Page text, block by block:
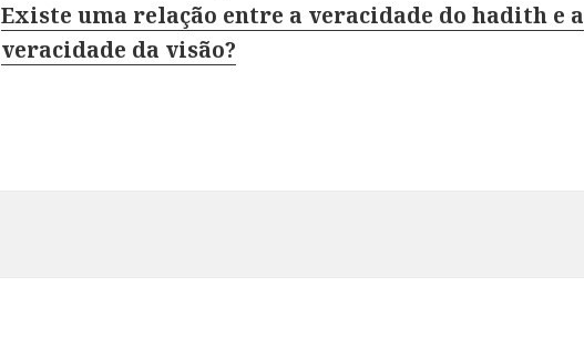
Existe uma relação entre a veracidade do hadith e a
veracidade da visão?